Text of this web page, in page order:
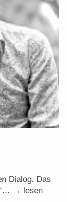
Dialog. Das
→ lesen